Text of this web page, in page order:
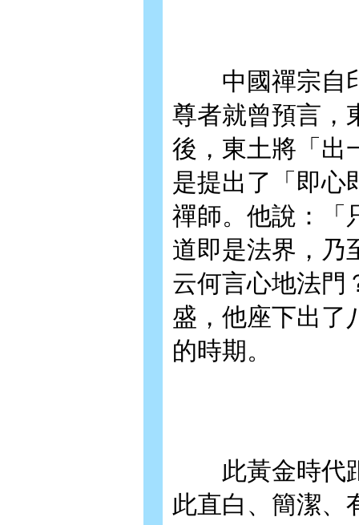
中國禪宗自印
尊者就曾預言，
後，東土將「出
是提出了「即心
禪師。他說：「
道即是法界，乃
云何言心地法門
盛，他座下出了
的時期。
此黃金時代距
此直白、簡潔、